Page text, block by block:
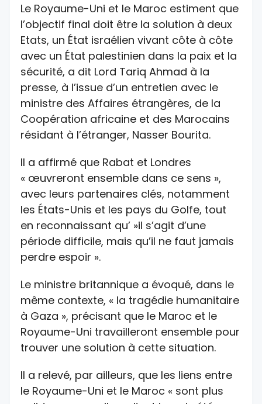
Le Royaume-Uni et le Maroc estiment que
l’objectif final doit être la solution à deux
Etats, un État israélien vivant côte à côte
avec un État palestinien dans la paix et la
sécurité, a dit Lord Tariq Ahmad à la
presse, à l’issue d’un entretien avec le
ministre des Affaires étrangères, de la
Coopération africaine et des Marocains
résidant à l’étranger, Nasser Bourita.
Il a affirmé que Rabat et Londres
« œuvreront ensemble dans ce sens »,
avec leurs partenaires clés, notamment
les États-Unis et les pays du Golfe, tout
en reconnaissant qu’ »il s’agit d’une
période difficile, mais qu’il ne faut jamais
perdre espoir ».
Le ministre britannique a évoqué, dans le
même contexte, « la tragédie humanitaire
à Gaza », précisant que le Maroc et le
Royaume-Uni travailleront ensemble pour
trouver une solution à cette situation.
Il a relevé, par ailleurs, que les liens entre
le Royaume-Uni et le Maroc « sont plus